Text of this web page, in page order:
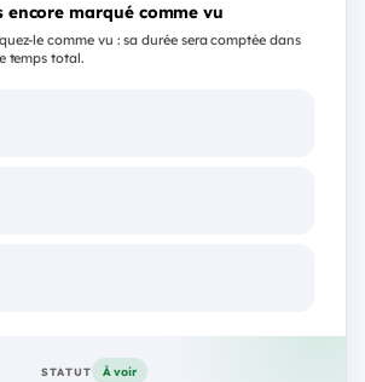
encore marqué comme vu
le comme vu : sa durée sera comptée dans
temps total.
STATUT À voir